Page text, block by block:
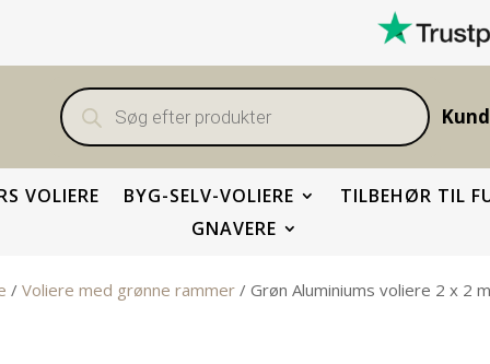
Products
search
VOLIERE BYG-SELV-VOLIERE
TILBEHØR TIL
GNAVERE
/Voliere med grønne rammer / Grøn Aluminiums voliere 2 x 2